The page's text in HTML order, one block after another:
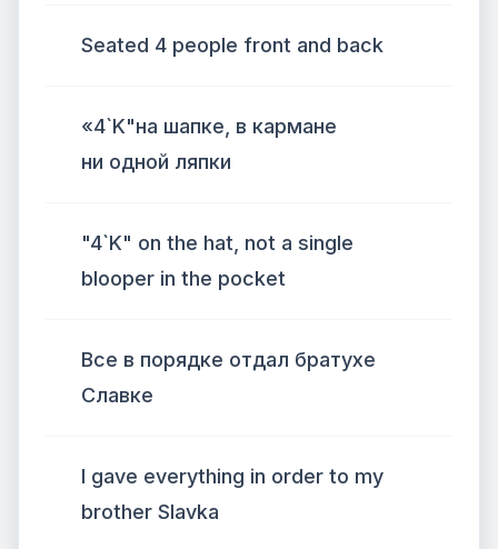
Seated 4 people front and back
«4`K"на шапке, в кармане
ни одной ляпки
"4`K" on the hat, not a single
blooper in the pocket
Все в порядке отдал братухе
Славке
I gave everything in order to my
brother Slavka